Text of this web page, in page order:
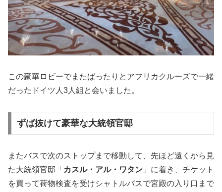
この豪華ロビーでまたばったりとアフリカクルーズで一緒
だったドイツ人3人組と会いました。
ずば抜けて豪華な大統領官邸
またバスで次のストップまで移動して、先ほど遠くから見
た大統領官邸「 カスル・アル・ワタン 」に着き、チケット
を買って荷物検査を受けシャトルバスで宮殿の入り口まで